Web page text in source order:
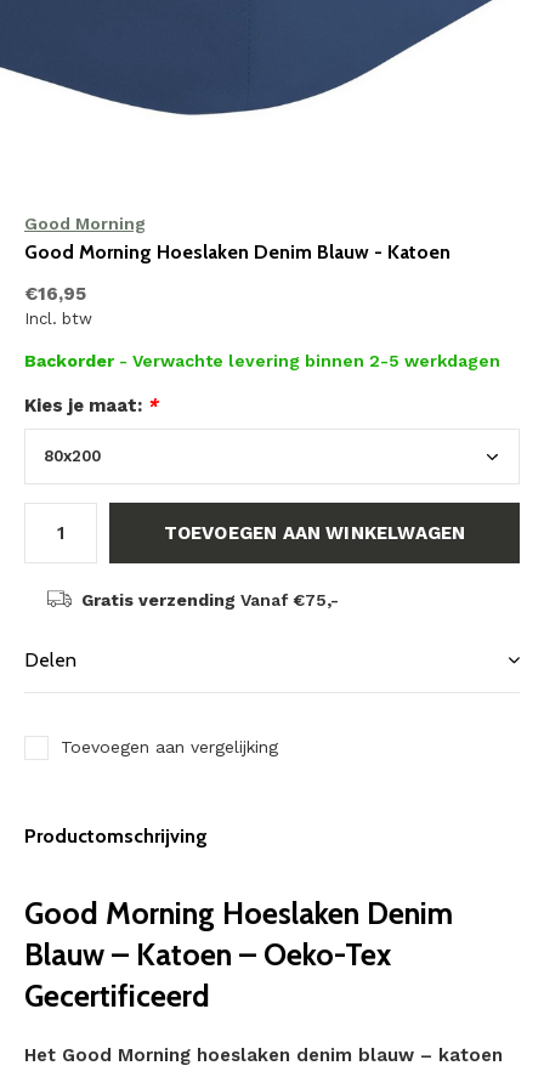
Good Morning
Good Morning Hoeslaken Denim Blauw - Katoen
€16,95
Incl. btw
Backorder - Verwachte levering binnen 2-5 werkdagen
Kies je maat: *
TOEVOEGEN AAN WINKELWAGEN
Gratis verzending Vanaf €75,-
Delen
Toevoegen aan vergelijking
Productomschrijving
Good Morning Hoeslaken Denim
Blauw – Katoen – Oeko-Tex
Gecertificeerd
Het Good Morning hoeslaken denim blauw – katoen